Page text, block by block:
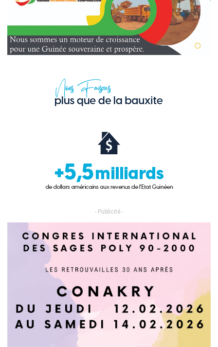
- Publicité -